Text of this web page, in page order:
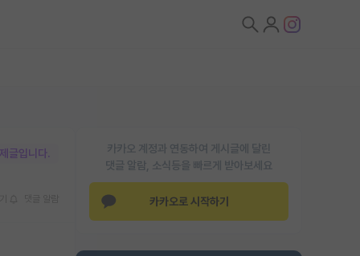
카카오 계정과 연동하여 게시글에 달린
댓글 알람, 소식등을 빠르게 받아보세요
카카오로 시작하기
글입니다.